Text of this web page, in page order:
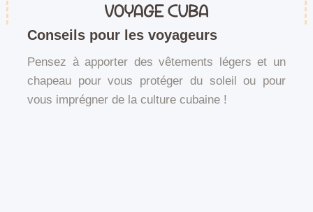
Conseils pour les voyageurs
Pensez à apporter des vêtements légers et un
chapeau pour vous protéger du soleil ou pour
vous imprégner de la culture cubaine !